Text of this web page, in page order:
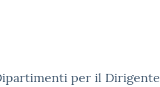
per il Dirigente